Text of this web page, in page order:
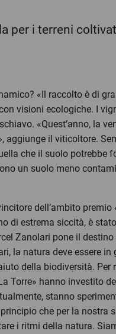
per i terreni
«Il raccolto è di
visioni ecologiche. I
«Quest’anno, la
il viticoltore.
che il suolo potrebbe
un suolo meno
dell’ambito
di estrema siccità, è
Zanolari pone il
la natura deve essere
della biodiversità.
Torre» hanno investito
stanno
che per la nostra
i ritmi della natura.